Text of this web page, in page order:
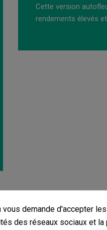
Cette version
rendements élevés
Vous
vous demande d'accepter
des réseaux sociaux et